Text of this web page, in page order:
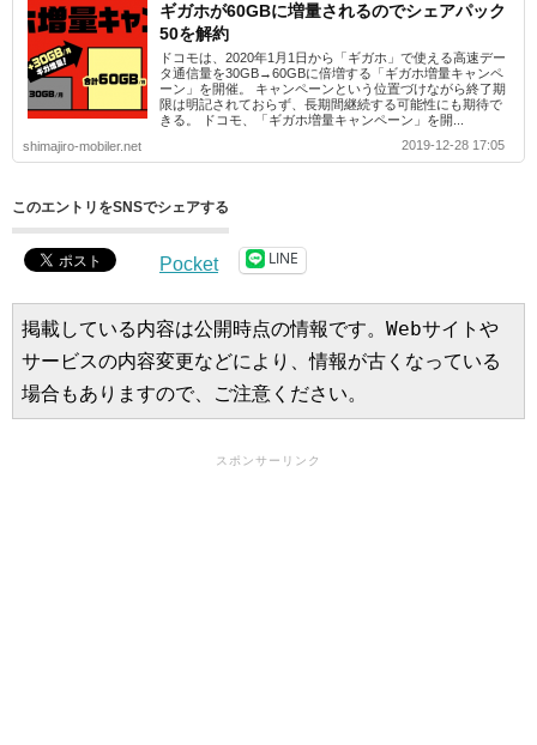
ギガホが60GBに増量されるのでシェアパック
50を解約
ドコモは、2020年1月1日から「ギガホ」で使える高速デー
タ通信量を30GB→60GBに倍増する「ギガホ増量キャンペ
ーン」を開催。 キャンペーンという位置づけながら終了期
限は明記されておらず、長期間継続する可能性にも期待で
きる。 ドコモ、「ギガホ増量キャンペーン」を開...
shimajiro-mobiler.net
2019-12-28 17:05
このエントリをSNSでシェアする
Pocket LINE
掲載している内容は公開時点の情報です。Webサイトや
サービスの内容変更などにより、情報が古くなっている
場合もありますので、ご注意ください。
スポンサーリンク